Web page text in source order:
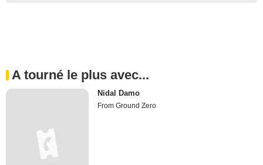
A tourné le plus avec...
Nidal Damo
From Ground Zero